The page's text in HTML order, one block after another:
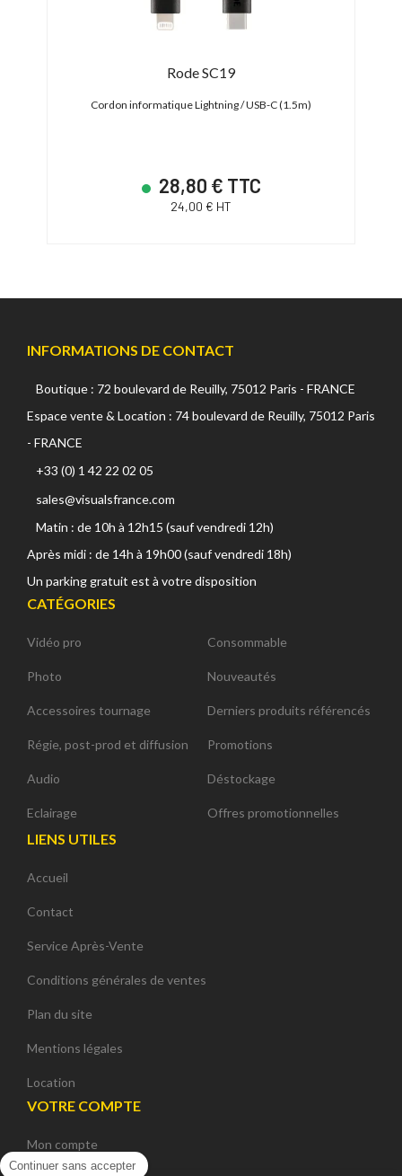
Rode SC19
Cordon informatique Lightning / USB-C (1.5m)
28,80 € TTC
24,00 € HT
INFORMATIONS DE CONTACT
Boutique : 72 boulevard de Reuilly, 75012 Paris - FRANCE
Espace vente & Location : 74 boulevard de Reuilly, 75012 Paris
- FRANCE
+33 (0) 1 42 22 02 05
sales@visualsfrance.com
Matin : de 10h à 12h15 (sauf vendredi 12h)
Après midi : de 14h à 19h00 (sauf vendredi 18h)
Un parking gratuit est à votre disposition
CATÉGORIES
Vidéo pro
Photo
Accessoires tournage
Régie, post-prod et diffusion
Audio
Eclairage
Consommable
Nouveautés
Derniers produits référencés
Promotions
Déstockage
Offres promotionnelles
LIENS UTILES
Accueil
Contact
Service Après-Vente
Conditions générales de ventes
Plan du site
Mentions légales
Location
VOTRE COMPTE
Mon compte
Continuer sans accepter